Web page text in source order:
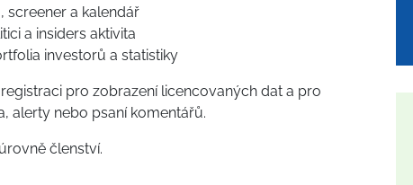
screener a kalendář
a insiders aktivita
investorů a statistiky
pro zobrazení licencovaných dat a pro
alerty nebo psaní komentářů.
členství.